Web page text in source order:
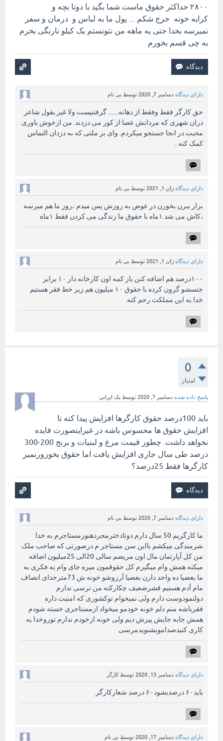
۲۸۰۰ حداکثر حقوق ماست شما بگید با دوتا بچه و
کرایه خونه خرج شکم ... پول ما به لباس و درمان و سفر
نمیرسه بخدا حتی یه ماهه من نتونستم یک کیلو نارنگی بخرم
به چی قسم بخورم
دارای دیدگاه دسامبر 7, 2020 توسط بی نام
حق کارگر فقط وفقط از دهانه....... گرفتنیست ولا غیر.بقول شاعر
دران شهری که مردانش عصا از کور می دزدند. من ازخوش باوری
محبت در انجا جستجو میکردم. وای بر ملتی که به دزدان التماس
کمک کنه ..
دارای دیدگاه ژان 1, 2021 توسط بی نام
بزار ببرن بخورن در عوض به روزش پس میدم ،روز ما هم میرسه
،کاش می شد ۱ماه با حقوق ما زندگی می کردن فقط ۱ماه
دارای دیدگاه ژان 1, 2021 توسط بی نام
۱۰۰درصد هم اضافه کنن باز کمه اون کارخانه دار ۱۰ برابر
جنسشو گرون کرده با حقوق ۱۰ میلیون هم زیر خط فقر هستیم
خدا به این مملکت رحم کنه
0
امتیاز
پاسخ داده شده دسامبر 7, 2020 توسط یک ایرانی
باید 100درصد حقوق کارگرها افزایش پیدا کنه تا
افزایش حقوق ها محسوس باشه در غیراینصورت فایده
نخواهد داشت. چطور قیمت مرغ و لبنیات و برنج 200-300
درصد طی سال جاری افزایش یافت اما حقوق بخورورنمیر
کارگرها فقط 25درصد؟
دارای دیدگاه دسامبر 7, 2020 توسط بی نام
ما کارگریم 50 سال دارم دوتادخترمجردهنوزمستاجرم به خدا
شرمندگی میکشم بااین سن مستاجر م درصورتی که صاحب ملک
من کل آپارتمان مال اون مریضم سالی 20الی 25میلیون اضافه
میکنه همش وام میگیرم کل حقوقمون میره جای وام یه فکری به
ما بعضیا ده واحد دارن بعضیا آرزوشو خونه ش 73مترخدای انصاف
مام آدم هستیم قشرضعیف چکارکنه من ترسی ندارم
دولتمودوست دارم ولی نمیخوام توکشوری که امنیت داره
فقرباشه منم دلم خونه خودمو میخواد ازمستاجری خسته شودم
همش جابه جایش پیرش دیم ولی خونه ازخودم ندارم توروخدا یه
کاری کنیدصداموبشنویدمرسی
دارای دیدگاه دسامبر 13, 2020 توسطکارگر
باید۶۰ درصدبشود۶۰ درصد شعارکارگر
دارای دیدگاه دسامبر 17, 2020 توسط بی نام